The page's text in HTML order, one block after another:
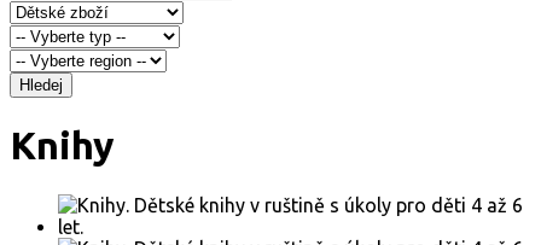
Hledej
Knihy